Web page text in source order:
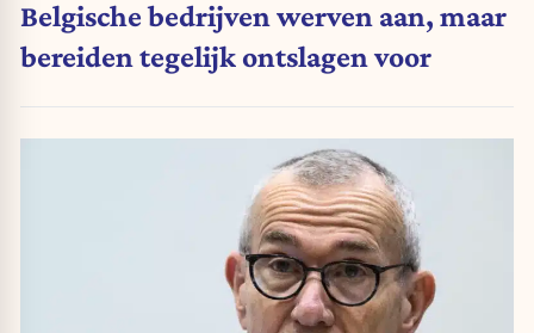
Belgische bedrijven werven aan, maar
bereiden tegelijk ontslagen voor